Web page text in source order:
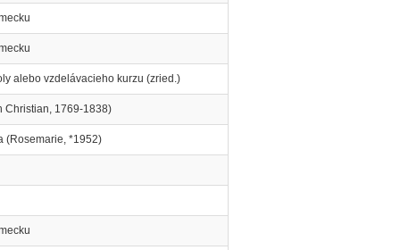
alebo vzdelávacieho kurzu (zried.)
Christian, 1769-1838)
(Rosemarie, *1952)